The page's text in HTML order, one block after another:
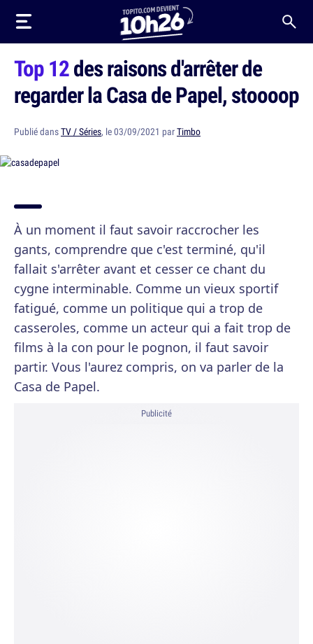
Top 12des raisons d'arrêter de
regarder la Casa de Papel, stoooop
Publié dansTV / Séries, le 03/09/2021 parTimbo
À un moment il faut savoir raccrocher les
gants, comprendre que c'est terminé, qu'il
fallait s'arrêter avant et cesser ce chant du
cygne interminable. Comme un vieux sportif
fatigué, comme un politique qui a trop de
casseroles, comme un acteur qui a fait trop de
films à la con pour le pognon, il faut savoir
partir. Vous l'aurez compris, on va parler de la
Casa de Papel.
Publicité